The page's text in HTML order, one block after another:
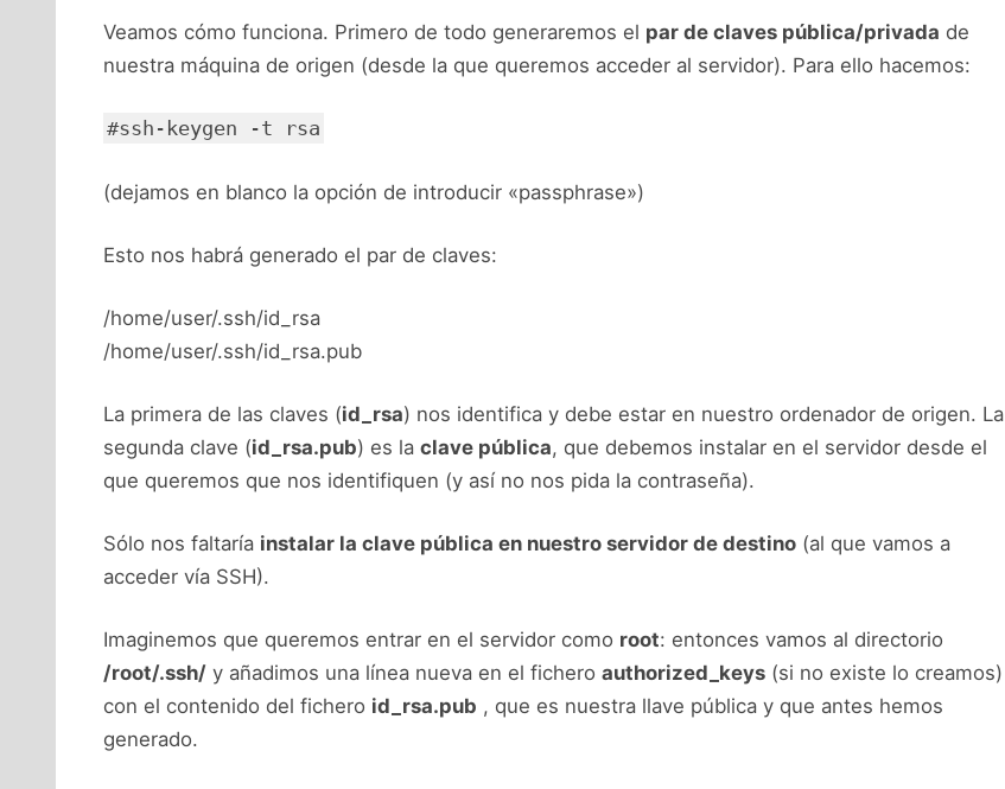
Veamos cómo funciona. Primero de todo generaremos el par de claves pública/privada de
nuestra máquina de origen (desde la que queremos acceder al servidor). Para ello hacemos:
#ssh-keygen -t rsa
(dejamos en blanco la opción de introducir «passphrase»)
Esto nos habrá generado el par de claves:
/home/user/.ssh/id_rsa
/home/user/.ssh/id_rsa.pub
La primera de las claves (id_rsa) nos identifica y debe estar en nuestro ordenador de origen. La
segunda clave (id_rsa.pub) es la clave pública, que debemos instalar en el servidor desde el
que queremos que nos identifiquen (y así no nos pida la contraseña).
Sólo nos faltaría instalar la clave pública en nuestro servidor de destino (al que vamos a
acceder vía SSH).
Imaginemos que queremos entrar en el servidor como root: entonces vamos al directorio
/root/.ssh/ y añadimos una línea nueva en el fichero authorized_keys (si no existe lo creamos)
con el contenido del fichero id_rsa.pub , que es nuestra llave pública y que antes hemos
generado.